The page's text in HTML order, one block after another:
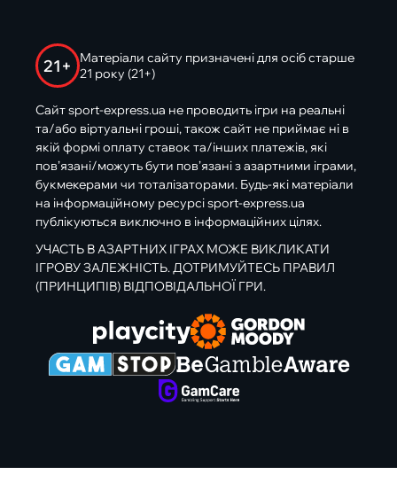
21+
Матеріали сайту призначені для осіб старше
21 року (21+)
Сайт sport-express.ua не проводить ігри на реальні
та/або віртуальні гроші, також сайт не приймає ні в
якій формі оплату ставок та/інших платежів, які
пов’язані/можуть бути пов’язані з азартними іграми,
букмекерами чи тоталізаторами. Будь-які матеріали
на інформаційному ресурсі sport-express.ua
публікуються виключно в інформаційних цілях.
УЧАСТЬ В АЗАРТНИХ ІГРАХ МОЖЕ ВИКЛИКАТИ
ІГРОВУ ЗАЛЕЖНІСТЬ. ДОТРИМУЙТЕСЬ ПРАВИЛ
(ПРИНЦИПІВ) ВІДПОВІДАЛЬНОЇ ГРИ.